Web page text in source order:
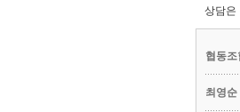
상담은